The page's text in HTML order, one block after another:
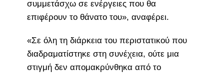
συμμετάσχω σε ενέργειες που θα
επιφέρουν το θάνατο του», αναφέρει.
«Σε όλη τη διάρκεια του περιστατικού που
διαδραματίστηκε στη συνέχεια, ούτε μια
στιγμή δεν απομακρύνθηκα από το